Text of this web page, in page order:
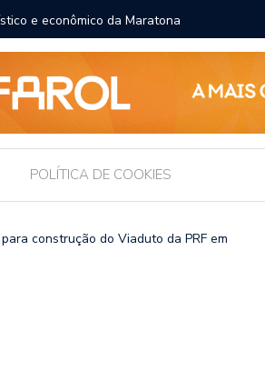
e econômico da Maratona
O
POLÍTICA DE COOKIES
construção do Viaduto da PRF em